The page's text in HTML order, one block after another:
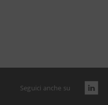
Seguici anche su